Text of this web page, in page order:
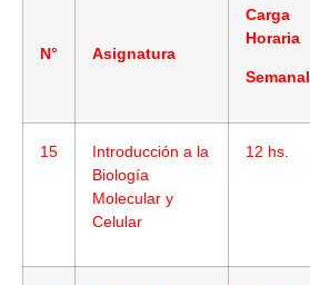
N° Asignatura
Carga
Horaria
Semanal
15
Introducción a la
Biología
Molecular y
Celular
12 hs.